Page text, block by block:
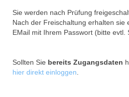
Sie werden nach Prüfung
Nach der Freischaltung erhalten sie
EMail mit Ihrem Passwort (bitte evtl.
Sollten Sie bereits Zugangsdaten
hier direkt einloggen